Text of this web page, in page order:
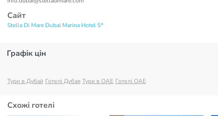
Сайт
Stella Di Mare Dubai Marina Hotel 5*
Графік цін
Тури в Дубай Готелі Дубая Тури в ОАЕ Готелі ОАЕ
Схожі готелі